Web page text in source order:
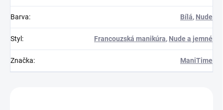
Barva: Bílá, Nude
Styl : Francouzská manikúra, Nude a jemné
Značka: ManiTime